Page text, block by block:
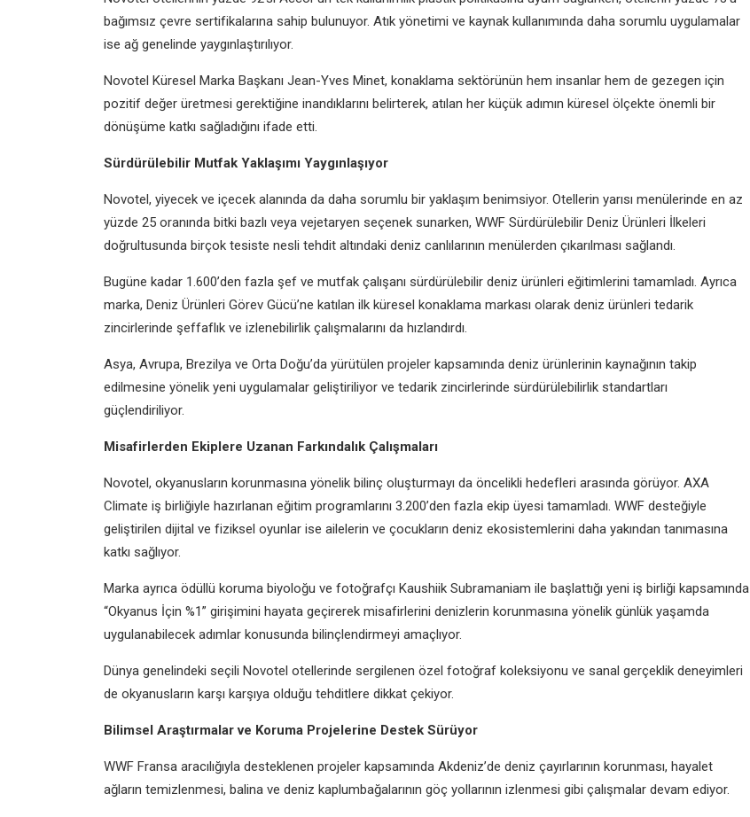
bağımsız çevre sertifikalarına sahip bulunuyor. Atık yönetimi ve kaynak kullanımında daha sorumlu uygulamalar
ise ağ genelinde yaygınlaştırılıyor.
Novotel Küresel Marka Başkanı Jean-Yves Minet, konaklama sektörünün hem insanlar hem de gezegen için
pozitif değer üretmesi gerektiğine inandıklarını belirterek, atılan her küçük adımın küresel ölçekte önemli bir
dönüşüme katkı sağladığını ifade etti.
Sürdürülebilir Mutfak Yaklaşımı Yaygınlaşıyor
Novotel, yiyecek ve içecek alanında da daha sorumlu bir yaklaşım benimsiyor. Otellerin yarısı menülerinde en az
yüzde 25 oranında bitki bazlı veya vejetaryen seçenek sunarken, WWF Sürdürülebilir Deniz Ürünleri İlkeleri
doğrultusunda birçok tesiste nesli tehdit altındaki deniz canlılarının menülerden çıkarılması sağlandı.
Bugüne kadar 1.600’den fazla şef ve mutfak çalışanı sürdürülebilir deniz ürünleri eğitimlerini tamamladı. Ayrıca
marka, Deniz Ürünleri Görev Gücü’ne katılan ilk küresel konaklama markası olarak deniz ürünleri tedarik
zincirlerinde şeffaflık ve izlenebilirlik çalışmalarını da hızlandırdı.
Asya, Avrupa, Brezilya ve Orta Doğu’da yürütülen projeler kapsamında deniz ürünlerinin kaynağının takip
edilmesine yönelik yeni uygulamalar geliştiriliyor ve tedarik zincirlerinde sürdürülebilirlik standartları
güçlendiriliyor.
Misafirlerden Ekiplere Uzanan Farkındalık Çalışmaları
Novotel, okyanusların korunmasına yönelik bilinç oluşturmayı da öncelikli hedefleri arasında görüyor. AXA
Climate iş birliğiyle hazırlanan eğitim programlarını 3.200’den fazla ekip üyesi tamamladı. WWF desteğiyle
geliştirilen dijital ve fiziksel oyunlar ise ailelerin ve çocukların deniz ekosistemlerini daha yakından tanımasına
katkı sağlıyor.
Marka ayrıca ödüllü koruma biyoloğu ve fotoğrafçı Kaushiik Subramaniam ile başlattığı yeni iş birliği kapsamında
“Okyanus İçin %1” girişimini hayata geçirerek misafirlerini denizlerin korunmasına yönelik günlük yaşamda
uygulanabilecek adımlar konusunda bilinçlendirmeyi amaçlıyor.
Dünya genelindeki seçili Novotel otellerinde sergilenen özel fotoğraf koleksiyonu ve sanal gerçeklik deneyimleri
de okyanusların karşı karşıya olduğu tehditlere dikkat çekiyor.
Bilimsel Araştırmalar ve Koruma Projelerine Destek Sürüyor
WWF Fransa aracılığıyla desteklenen projeler kapsamında Akdeniz’de deniz çayırlarının korunması, hayalet
ağların temizlenmesi, balina ve deniz kaplumbağalarının göç yollarının izlenmesi gibi çalışmalar devam ediyor.